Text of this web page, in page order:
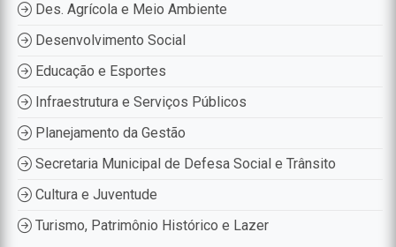
Des. Agrícola e Meio Ambiente
Desenvolvimento Social
Educação e Esportes
Infraestrutura e Serviços Públicos
Planejamento da Gestão
Secretaria Municipal de Defesa Social e Trânsito
Cultura e Juventude
Turismo, Patrimônio Histórico e Lazer